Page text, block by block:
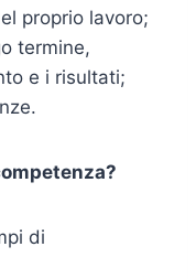
proprio lavoro;
termine,
e i risultati;
di